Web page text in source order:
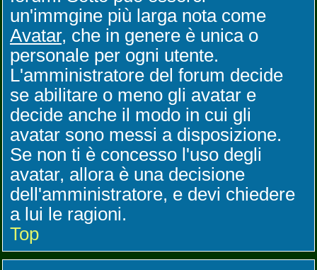
un'immgine più larga nota come
Avatar, che in genere è unica o
personale per ogni utente.
L'amministratore del forum decide
se abilitare o meno gli avatar e
decide anche il modo in cui gli
avatar sono messi a disposizione.
Se non ti è concesso l'uso degli
avatar, allora è una decisione
dell'amministratore, e devi chiedere
a lui le ragioni.
Top